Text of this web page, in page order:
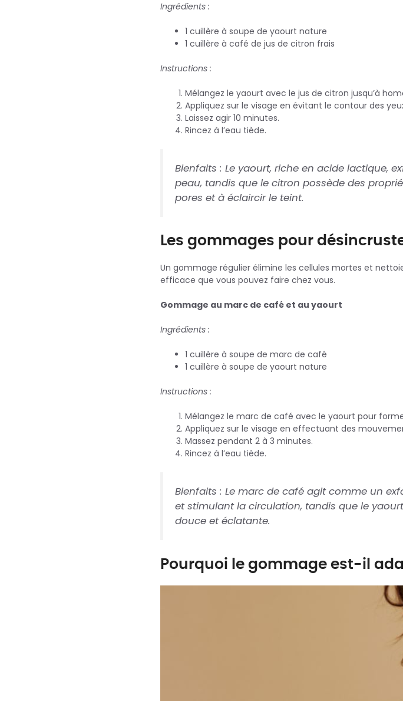
Ingrédients :
1 cuillère à soupe de yaourt nature
1 cuillère à café de jus de citron frais
Instructions :
Mélangez le yaourt avec le jus de citron jusqu’à
Appliquez sur le visage en évitant le contour des
Laissez agir 10 minutes.
Rincez à l’eau tiède.
Bienfaits : Le yaourt, riche en acide lactique,
peau, tandis que le citron possède des
pores et à éclaircir le teint.
Les gommages pour
Un gommage régulier élimine les cellules mortes et
efficace que vous pouvez faire chez vous.
Gommage au marc de café et au yaourt
Ingrédients :
1 cuillère à soupe de marc de café
1 cuillère à soupe de yaourt nature
Instructions :
Mélangez le marc de café avec le yaourt pour
Appliquez sur le visage en effectuant des
Massez pendant 2 à 3 minutes.
Rincez à l’eau tiède.
Bienfaits : Le marc de café agit comme un
et stimulant la circulation, tandis que le
douce et éclatante.
Pourquoi le gommage est-il